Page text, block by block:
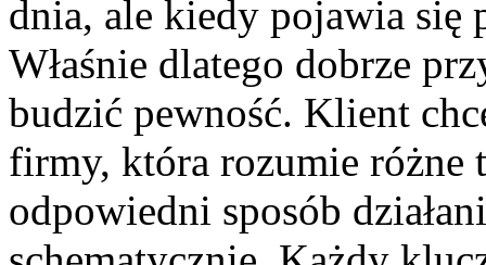
dnia, ale kiedy pojawia się
Właśnie dlatego dobrze
budzić pewność. Klient
firmy, która rozumie
odpowiedni sposób